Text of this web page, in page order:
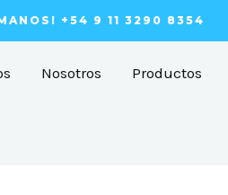
+54 9 11 3290 8354
Nosotros Productos